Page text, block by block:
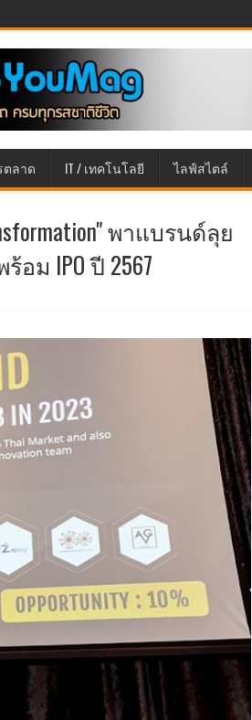
ตลาด IT / เทคโนโลยี ไลฟ์สไตล์
พาแบรนด์ลุย
ม IPO ปี 2567